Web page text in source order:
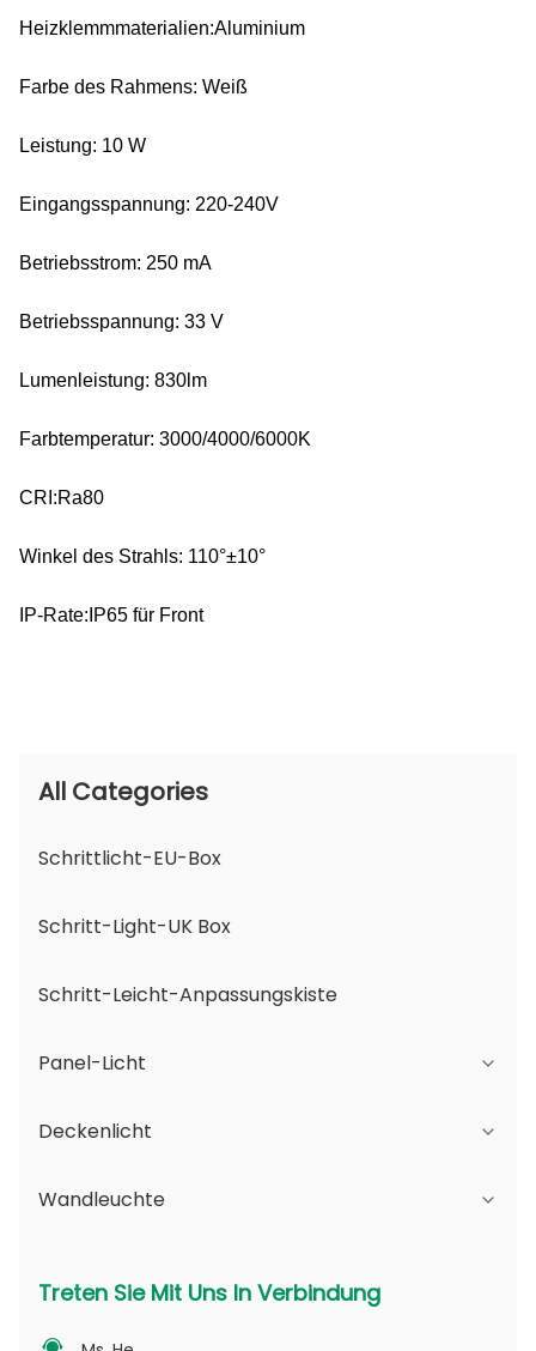
Heizklemmmaterialien:Aluminium
Farbe des Rahmens: Weiß
Leistung: 10 W
Eingangsspannung: 220-240V
Betriebsstrom: 250 mA
Betriebsspannung: 33 V
Lumenleistung: 830lm
Farbtemperatur: 3000/4000/6000K
CRI:Ra80
Winkel des Strahls: 110°±10°
IP-Rate:IP65 für Front
All Categories
Schrittlicht-EU-Box
Schritt-Light-UK Box
Schritt-Leicht-Anpassungskiste
Panel-Licht
JDL-Serie
DSDL-Reihe
MDL-Serie
Deckenlicht
JCL-Serie
PV-Serie
Wandleuchte
veränderbare Öffnung
Treten Sie Mit Uns In Verbindung